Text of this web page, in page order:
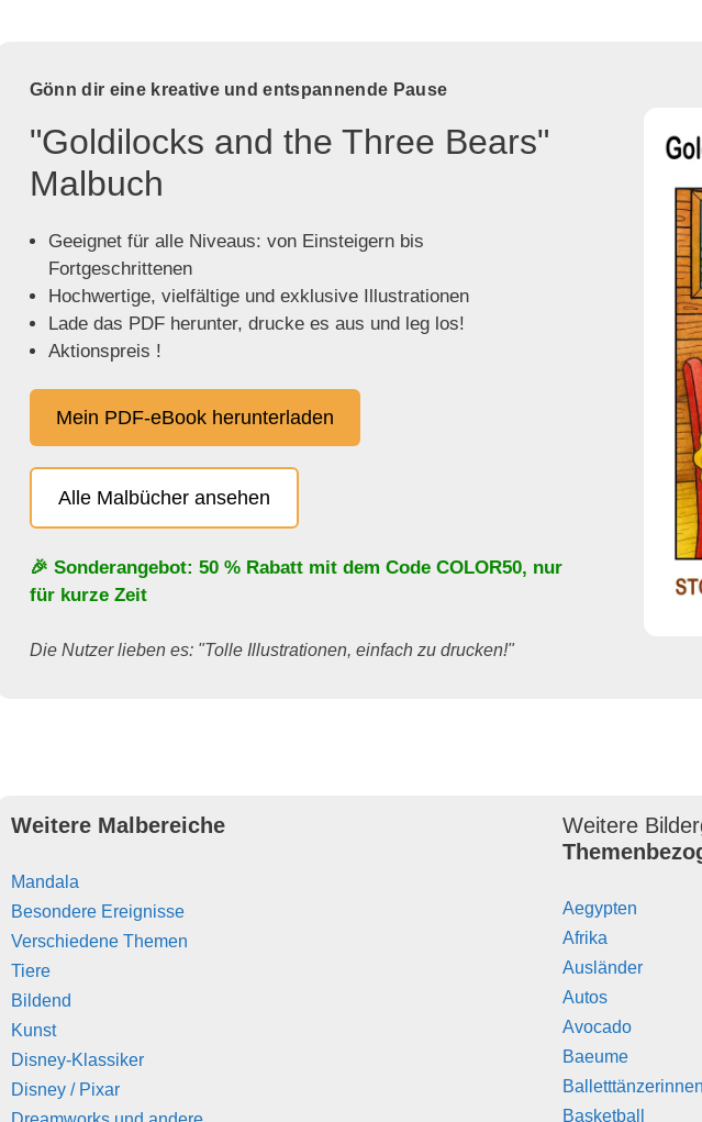
Gönn dir eine kreative und entspannende Pause
"Goldilocks and the Three Bears"
Malbuch
Geeignet für alle Niveaus: von Einsteigern bis
Fortgeschrittenen
Hochwertige, vielfältige und exklusive Illustrationen
Lade das PDF herunter, drucke es aus und leg los!
Aktionspreis !
Mein PDF-eBook herunterladen
Alle Malbücher ansehen
🎉 Sonderangebot: 50 % Rabatt mit dem Code COLOR50, nur
für kurze Zeit
Die Nutzer lieben es: "Tolle Illustrationen, einfach zu drucken!"
Weitere Malbereiche
Mandala
Besondere Ereignisse
Verschiedene Themen
Tiere
Bildend
Kunst
Disney-Klassiker
Disney / Pixar
Weitere
Aegypten
Afrika
Ausländer
Autos
Avocado
Baeume
Balletttänzerinnen
Basketball